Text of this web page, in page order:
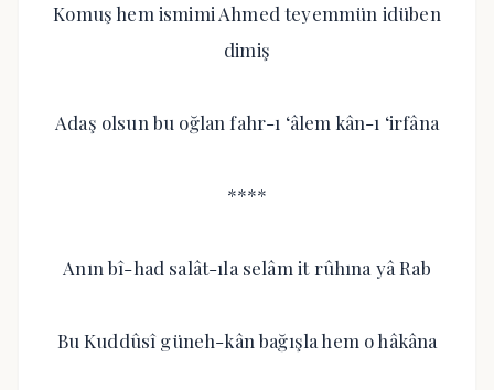
Komuş hem ismimi Ahmed teyemmün idüben
dimiş
Adaş olsun bu oğlan fahr-ı ‘âlem kân-ı ‘irfâna
****
Anın bî-had salât-ıla selâm it rûhına yâ Rab
Bu Kuddûsî güneh-kân bağışla hem o hâkâna